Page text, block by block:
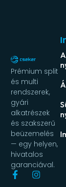
Prémium split
és multi
rendszerek,
gyári
alkatrészek
és szakszerű
beüzemelés
— egy helyen,
hivatalos
garanciával.